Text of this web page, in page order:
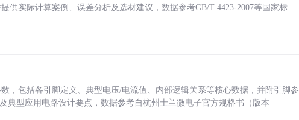
供实际计算案例、误差分析及选材建议，数据参考GB/T 4423-2007等国家标
，包括各引脚定义、典型电压/电流值、内部逻辑关系等核心数据，并附引脚参
典型应用电路设计要点，数据参考自杭州士兰微电子官方规格书（版本